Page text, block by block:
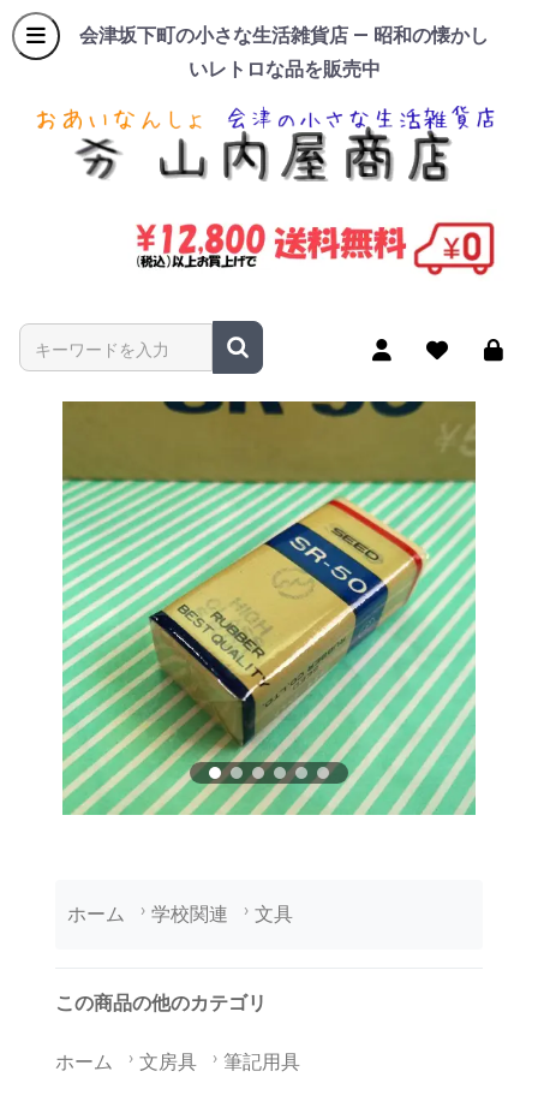
会津坂下町の小さな生活雑貨店 — 昭和の懐かし
いレトロな品を販売中
商品名やキーワードを入力
ホーム 学校関連 文具
この商品の他のカテゴリ
ホーム 文房具 筆記用具